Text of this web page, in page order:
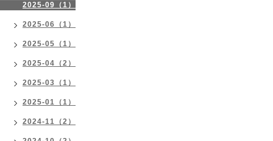
2025-09（1）
2025-06（1）
2025-05（1）
2025-04（2）
2025-03（1）
2025-01（1）
2024-11（2）